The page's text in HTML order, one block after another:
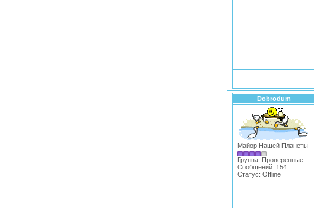
Dobrodum
Майор Нашей Планеты
Группа: Проверенные
Сообщений: 154
Статус: Offline